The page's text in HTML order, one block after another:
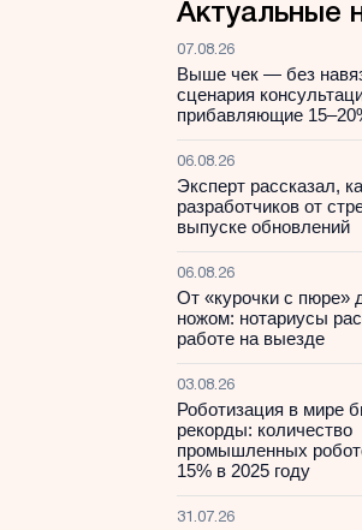
Актуальные
07.08.26
Выше чек — без
сценария
прибавляющие
06.08.26
Эксперт рассказал,
разработчиков от
выпуске обновлений
06.08.26
От «курочки с пюре»
ножом: нотариусы
работе на выезде
03.08.26
Роботизация в мире
рекорды: количество
промышленных
15% в 2025 году
31.07.26